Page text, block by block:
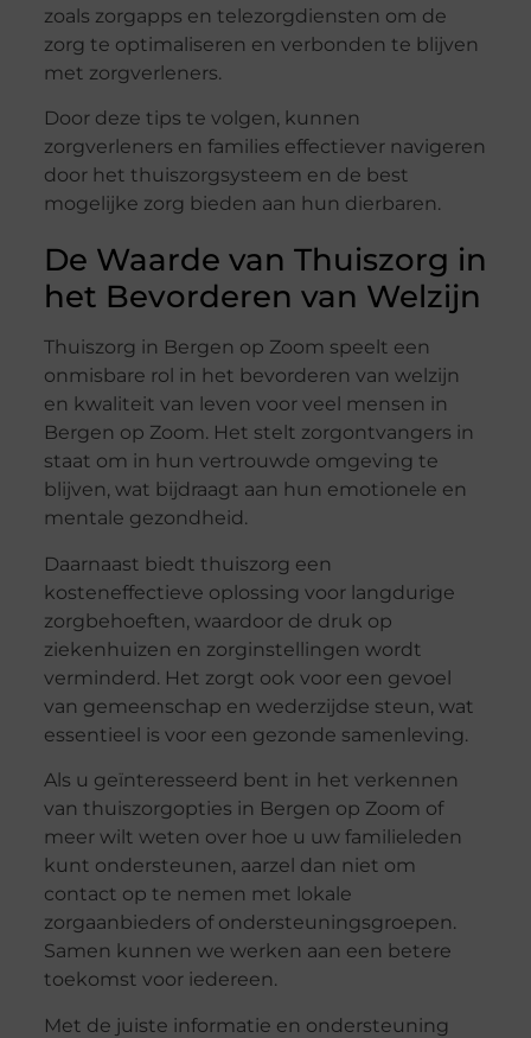
zoals zorgapps en telezorgdiensten om de
zorg te optimaliseren en verbonden te blijven
met zorgverleners.
Door deze tips te volgen, kunnen
zorgverleners en families effectiever navigeren
door het thuiszorgsysteem en de best
mogelijke zorg bieden aan hun dierbaren.
De Waarde van Thuiszorg in
het Bevorderen van Welzijn
Thuiszorg in Bergen op Zoom speelt een
onmisbare rol in het bevorderen van welzijn
en kwaliteit van leven voor veel mensen in
Bergen op Zoom. Het stelt zorgontvangers in
staat om in hun vertrouwde omgeving te
blijven, wat bijdraagt aan hun emotionele en
mentale gezondheid.
Daarnaast biedt thuiszorg een
kosteneffectieve oplossing voor langdurige
zorgbehoeften, waardoor de druk op
ziekenhuizen en zorginstellingen wordt
verminderd. Het zorgt ook voor een gevoel
van gemeenschap en wederzijdse steun, wat
essentieel is voor een gezonde samenleving.
Als u geïnteresseerd bent in het verkennen
van thuiszorgopties in Bergen op Zoom of
meer wilt weten over hoe u uw familieleden
kunt ondersteunen, aarzel dan niet om
contact op te nemen met lokale
zorgaanbieders of ondersteuningsgroepen.
Samen kunnen we werken aan een betere
toekomst voor iedereen.
Met de juiste informatie en ondersteuning